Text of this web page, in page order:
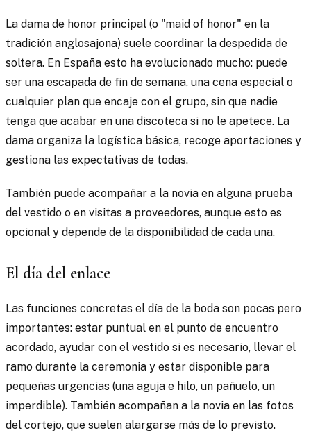
La dama de honor principal (o "maid of honor" en la
tradición anglosajona) suele coordinar la despedida de
soltera. En España esto ha evolucionado mucho: puede
ser una escapada de fin de semana, una cena especial o
cualquier plan que encaje con el grupo, sin que nadie
tenga que acabar en una discoteca si no le apetece. La
dama organiza la logística básica, recoge aportaciones y
gestiona las expectativas de todas.
También puede acompañar a la novia en alguna prueba
del vestido o en visitas a proveedores, aunque esto es
opcional y depende de la disponibilidad de cada una.
El día del enlace
Las funciones concretas el día de la boda son pocas pero
importantes: estar puntual en el punto de encuentro
acordado, ayudar con el vestido si es necesario, llevar el
ramo durante la ceremonia y estar disponible para
pequeñas urgencias (una aguja e hilo, un pañuelo, un
imperdible). También acompañan a la novia en las fotos
del cortejo, que suelen alargarse más de lo previsto.